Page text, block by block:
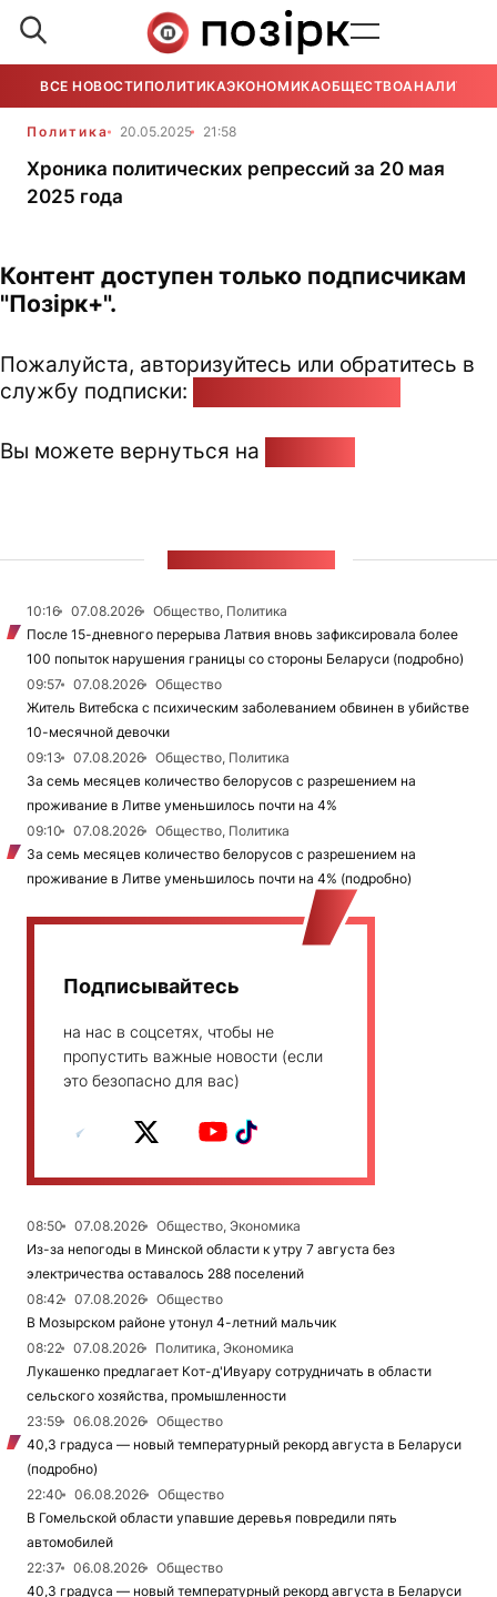
ВСЕ НОВОСТИ ПОЛИТИКАЭКОНОМИКАОБЩЕСТВОАНАЛИТИКА
Политика 20.05.2025 21:58
Хроника политических репрессий за 20 мая
2025 года
Контент доступен только подписчикам
"Позірк+".
Пожалуйста, авторизуйтесь или обратитесь в
службу подписки:
Вы можете вернуться на
10:16 07.08.2026
Общество, Политика
После 15-дневного перерыва Латвия вновь зафиксировала более
100 попыток нарушения границы со стороны Беларуси (подробно)
09:57
07.08.2026
Общество
Житель Витебска с психическим заболеванием обвинен в убийстве
10-месячной девочки
09:13
07.08.2026
Общество, Политика
За семь месяцев количество белорусов с разрешением на
проживание в Литве уменьшилось почти на 4%
09:10
07.08.2026
Общество, Политика
За семь месяцев количество белорусов с разрешением на
проживание в Литве уменьшилось почти на 4% (подробно)
Подписывайтесь
на нас в соцсетях, чтобы не
пропустить важные новости (если
это безопасно для вас)
08:50 07.08.2026
Общество, Экономика
Из-за непогоды в Минской области к утру 7 августа без
электричества оставалось 288 поселений
08:42
07.08.2026
Общество
В Мозырском районе утонул 4-летний мальчик
08:22
07.08.2026
Политика, Экономика
Лукашенко предлагает Кот-д'Ивуару сотрудничать в области
сельского хозяйства, промышленности
23:59
06.08.2026
Общество
40,3 градуса — новый температурный рекорд августа в Беларуси
(подробно)
22:40
06.08.2026
Общество
В Гомельской области упавшие деревья повредили пять
автомобилей
22:37
06.08.2026
Общество
40,3 градуса — новый температурный рекорд августа в Беларуси